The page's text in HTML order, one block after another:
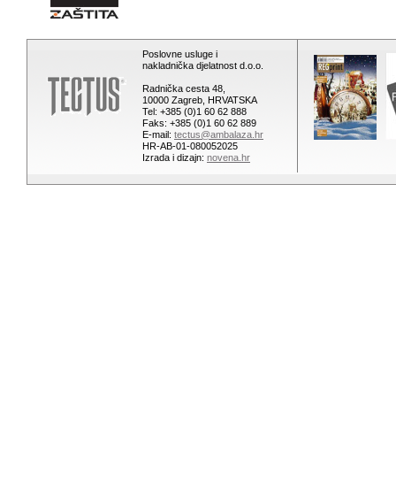
Poslovne usluge i
nakladnička djelatnost d.o.o.
Radnička cesta 48,
10000 Zagreb, HRVATSKA
Tel: +385 (0)1 60 62 888
Faks: +385 (0)1 60 62 889
E-mail: tectus@ambalaza.hr
HR-AB-01-080052025
Izrada i dizajn: novena.hr